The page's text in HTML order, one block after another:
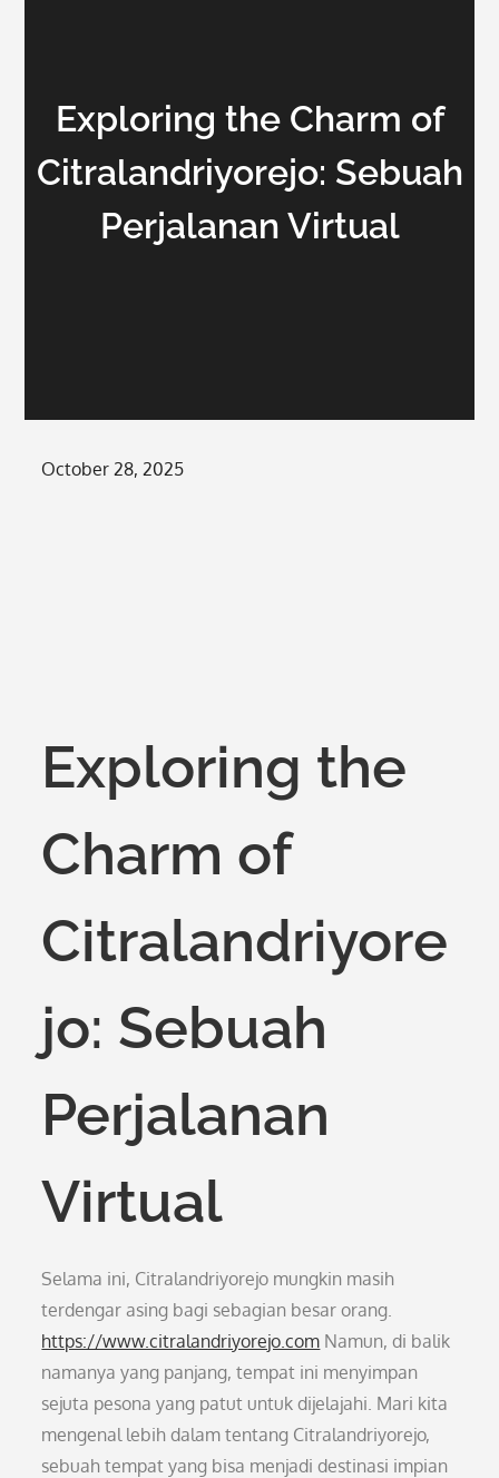
Exploring the Charm of
Citralandriyorejo: Sebuah
Perjalanan Virtual
Posted
October 28, 2025
Exploring the
Charm of
Citralandriyore
jo: Sebuah
Perjalanan
Virtual
Selama ini, Citralandriyorejo mungkin masih
terdengar asing bagi sebagian besar orang.
https://www.citralandriyorejo.com Namun, di balik
namanya yang panjang, tempat ini menyimpan
sejuta pesona yang patut untuk dijelajahi. Mari kita
mengenal lebih dalam tentang Citralandriyorejo,
sebuah tempat yang bisa menjadi destinasi impian